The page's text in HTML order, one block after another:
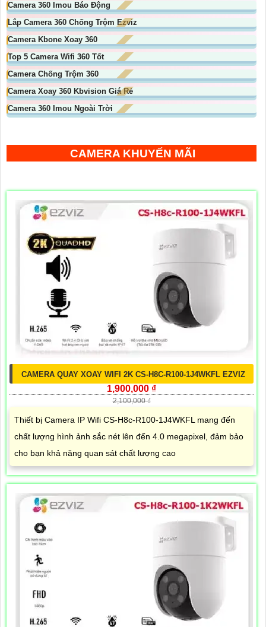
Camera 360 Imou Báo Động
Lắp Camera 360 Chống Trộm Ezviz
Camera Kbone Xoay 360
Top 5 Camera Wifi 360 Tốt
Camera Chống Trộm 360
Camera Xoay 360 Kbvision Giá Rẻ
Camera 360 Imou Ngoài Trời
CAMERA KHUYẾN MÃI
CAMERA QUAY XOAY WIFI 2K CS-H8C-R100-1J4WKFL EZVIZ
1,900,000 ₫
2,100,000 ₫
Thiết bị Camera IP Wifi CS-H8c-R100-1J4WKFL mang đến
chất lượng hình ảnh sắc nét lên đến 4.0 megapixel, đảm bảo
cho bạn khả năng quan sát chất lượng cao